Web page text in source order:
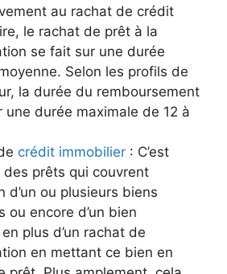
au rachat de crédit
le rachat de prêt à la
se fait sur une durée
Selon les profils de
la durée du remboursement
une durée maximale de 12 à
crédit immobilier : C’est
des prêts qui couvrent
d’un ou plusieurs biens
ou encore d’un bien
plus d’un rachat de
en mettant ce bien en